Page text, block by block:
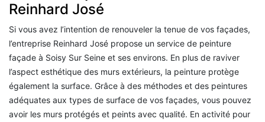
Reinhard José
Si vous avez l’intention de renouveler la tenue de vos façades,
l’entreprise Reinhard José propose un service de peinture
façade à Soisy Sur Seine et ses environs. En plus de raviver
l’aspect esthétique des murs extérieurs, la peinture protège
également la surface. Grâce à des méthodes et des peintures
adéquates aux types de surface de vos façades, vous pouvez
avoir les murs protégés et peints avec qualité. En activité pour